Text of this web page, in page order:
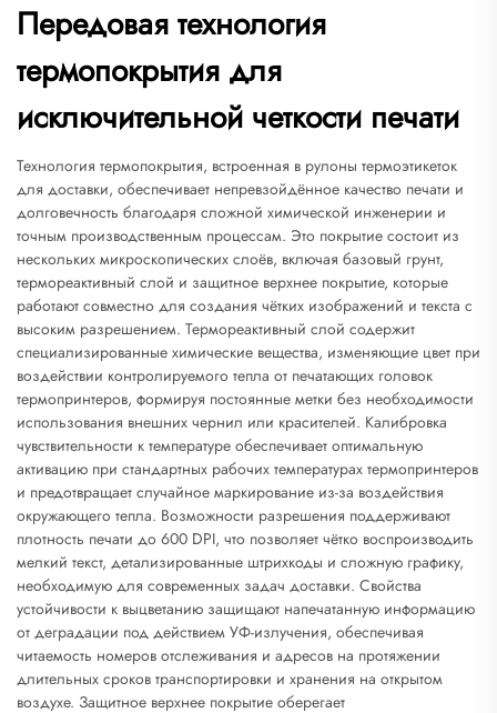
Передовая технология
термопокрытия для
исключительной четкости печати
Технология термопокрытия, встроенная в рулоны термоэтикеток
для доставки, обеспечивает непревзойдённое качество печати и
долговечность благодаря сложной химической инженерии и
точным производственным процессам. Это покрытие состоит из
нескольких микроскопических слоёв, включая базовый грунт,
термореактивный слой и защитное верхнее покрытие, которые
работают совместно для создания чётких изображений и текста с
высоким разрешением. Термореактивный слой содержит
специализированные химические вещества, изменяющие цвет при
воздействии контролируемого тепла от печатающих головок
термопринтеров, формируя постоянные метки без необходимости
использования внешних чернил или красителей. Калибровка
чувствительности к температуре обеспечивает оптимальную
активацию при стандартных рабочих температурах термопринтеров
и предотвращает случайное маркирование из-за воздействия
окружающего тепла. Возможности разрешения поддерживают
плотность печати до 600 DPI, что позволяет чётко воспроизводить
мелкий текст, детализированные штрихкоды и сложную графику,
необходимую для современных задач доставки. Свойства
устойчивости к выцветанию защищают напечатанную информацию
от деградации под действием УФ-излучения, обеспечивая
читаемость номеров отслеживания и адресов на протяжении
длительных сроков транспортировки и хранения на открытом
воздухе. Защитное верхнее покрытие оберегает